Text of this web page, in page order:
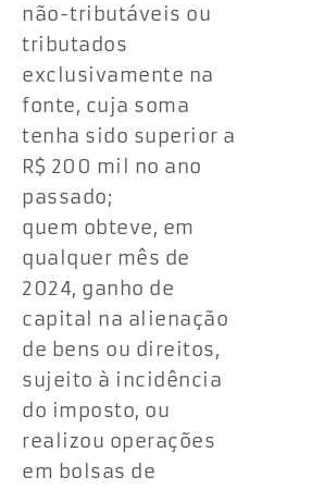
não-tributáveis ou
tributados
exclusivamente na
fonte, cuja soma
tenha sido superior a
R$ 200 mil no ano
passado;
quem obteve, em
qualquer mês de
2024, ganho de
capital na alienação
de bens ou direitos,
sujeito à incidência
do imposto, ou
realizou operações
em bolsas de